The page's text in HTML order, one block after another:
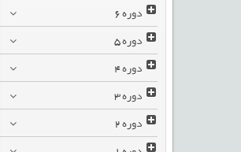
دوره
دوره
دوره
دوره
دوره